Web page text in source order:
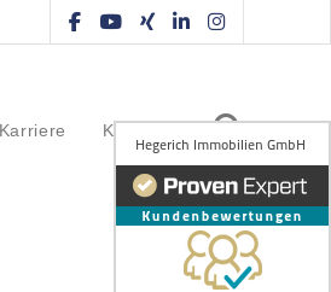
Karriere Kontakt